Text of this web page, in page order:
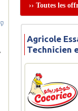
›› Toutes les
Agricole
Technicien